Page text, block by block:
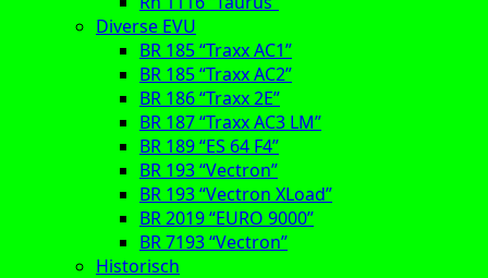
Diverse EVU
BR 185 “Traxx AC1”
BR 185 “Traxx AC2”
BR 186 “Traxx 2E”
BR 187 “Traxx AC3 LM”
BR 189 “ES 64 F4”
BR 193 “Vectron”
BR 193 “Vectron XLoad”
BR 2019 “EURO 9000”
BR 7193 “Vectron”
Historisch